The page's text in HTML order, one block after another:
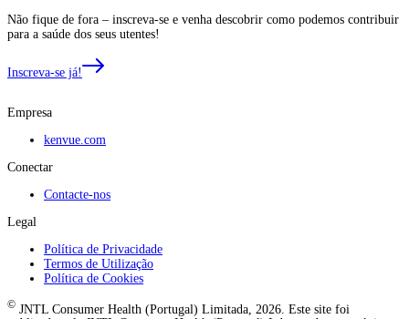
Não fique de fora – inscreva-se e venha descobrir como podemos contribuir
para a saúde dos seus utentes!
Inscreva-se já!
Empresa
kenvue.com
Conectar
Contacte-nos
Legal
Política de Privacidade
Termos de Utilização
Política de Cookies
© JNTL Consumer Health (Portugal) Limitada, 2026. Este site foi